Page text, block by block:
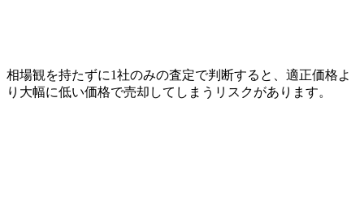
相場観を持たずに1社のみの査定で判断すると、適正価格よ
り大幅に低い価格で売却してしまうリスクがあります。